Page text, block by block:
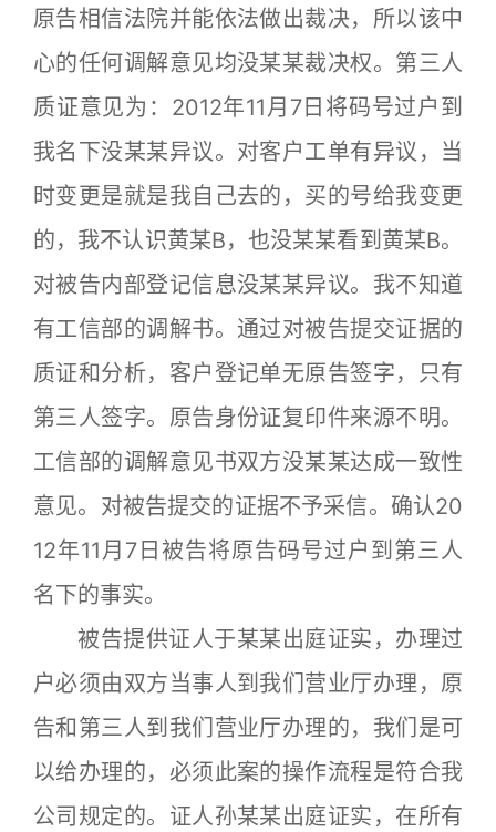
原告相信法院并能依法做出裁决，所以该中
心的任何调解意见均没某某裁决权。第三人
质证意见为：2012年11月7日将码号过户到
我名下没某某异议。对客户工单有异议，当
时变更是就是我自己去的，买的号给我变更
的，我不认识黄某B，也没某某看到黄某B。
对被告内部登记信息没某某异议。我不知道
有工信部的调解书。通过对被告提交证据的
质证和分析，客户登记单无原告签字，只有
第三人签字。原告身份证复印件来源不明。
工信部的调解意见书双方没某某达成一致性
意见。对被告提交的证据不予采信。确认20
12年11月7日被告将原告码号过户到第三人
名下的事实。
被告提供证人于某某出庭证实，办理过
户必须由双方当事人到我们营业厅办理，原
告和第三人到我们营业厅办理的，我们是可
以给办理的，必须此案的操作流程是符合我
公司规定的。证人孙某某出庭证实，在所有